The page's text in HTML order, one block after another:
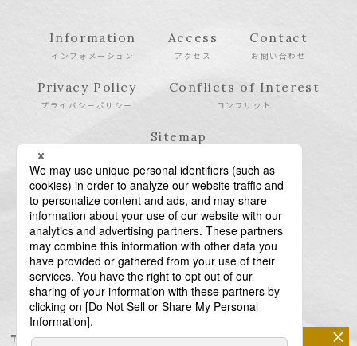
Information
インフォメーション
Access
アクセス
Contact
お問い合わせ
Privacy Policy
プライバシーポリシー
Conflicts of Interest
コンフリクト
Sitemap
〒106-6123 東京都港区六本木6-10-1 六本木ヒルズ森タワー23
×